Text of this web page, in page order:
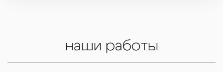
наши работы